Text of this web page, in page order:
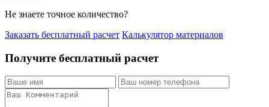
Не знаете точное количество?
Заказать бесплатный расчет Калькулятор материалов
Получите бесплатный расчет